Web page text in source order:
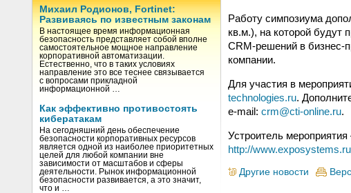
Михаил Родионов, Fortinet:
Развиваясь по известным законам
В настоящее время информационная
безопасность представляет собой вполне
самостоятельное мощное направление
корпоративной автоматизации.
Естественно, что в таких условиях
направление это все теснее связывается
с вопросами прикладной
информационной …
Как эффективно противостоять
кибератакам
На сегодняшний день обеспечение
безопасности корпоративных ресурсов
является одной из наиболее приоритетных
целей для любой компании вне
зависимости от масштабов и сферы
деятельности. Рынок информационной
безопасности развивается, а это значит,
что и …
Работу симпозиума
кв.м.), на которой будут
CRM-решений в бизнес-
компании.
Для участия в
technologies.ru.
e-mail: crm@cti-online.ru.
Устроитель
http://www.exposystems.ru
Другие новости